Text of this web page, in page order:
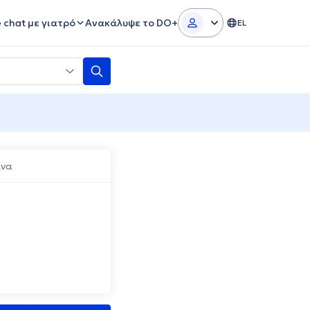
chat με γιατρό Ανακάλυψε το DO+ EL